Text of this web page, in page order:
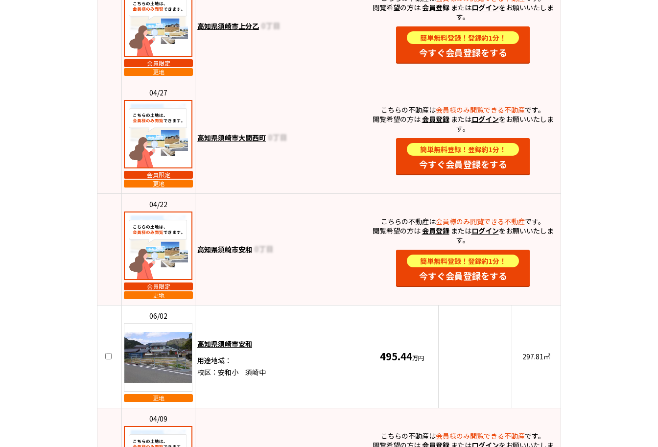
会員限定
更地
高知県須崎市上分乙
閲覧希望の方は会員登録またはログインをお願いいたしま
す。
簡単無料登録！登録約1分！
今すぐ会員登録をする
04/27
会員限定
更地
高知県須崎市大間西町
こちらの不動産は会員様のみ閲覧できる不動産です。
閲覧希望の方は会員登録またはログインをお願いいたしま
す。
簡単無料登録！登録約1分！
今すぐ会員登録をする
04/22
会員限定
更地
高知県須崎市安和
こちらの不動産は会員様のみ閲覧できる不動産です。
閲覧希望の方は会員登録またはログインをお願いいたしま
す。
簡単無料登録！登録約1分！
今すぐ会員登録をする
06/02
更地
高知県須崎市安和
用途地域：
校区：安和小 須崎中
495.44万円 297.81㎡
04/09
こちらの不動産は会員様のみ閲覧できる不動産です。
閲覧希望の方は会員登録またはログインをお願いいたしま